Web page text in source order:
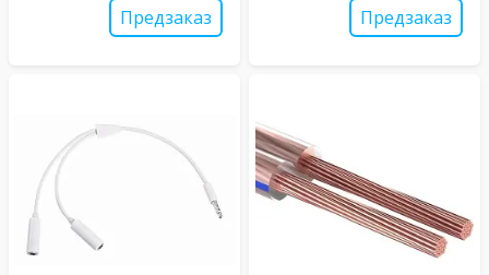
Предзаказ Предзаказ